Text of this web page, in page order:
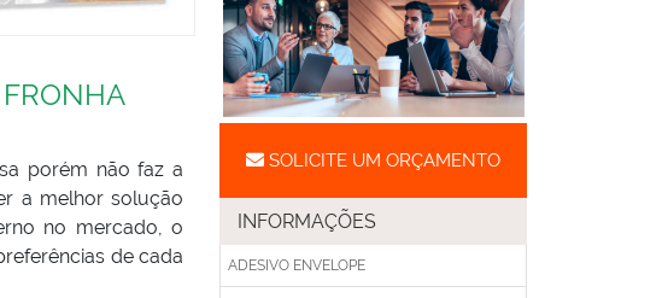
porém não faz a
a melhor solução
no mercado, o
de cada
SOLICITE UM ORÇAMENTO
INFORMAÇÕES
ADESIVO ENVELOPE